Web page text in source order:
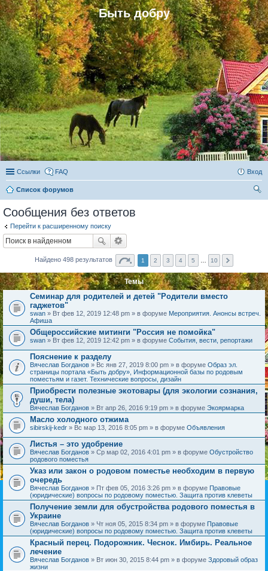
Быть добру
Ссылки FAQ Вход
Список форумов
Сообщения без ответов
Перейти к расширенному поиску
Найдено 498 результатов 1 2 3 4 5 10
Темы
Семинар для родителей и детей "Родители вместо
гаджетов"
swan » Вт фев 12, 2019 12:48 pm » в форуме Мероприятия. Анонсы встреч.
Афиша
Общероссийские митинги "Россия не помойка"
swan » Вт фев 12, 2019 12:42 pm » в форуме События, вести, репортажи
Пояснение к разделу
Вячеслав Богданов » Вс янв 27, 2019 8:00 pm » в форуме Образ эл.
страницы портала «Быть добру», Информационной базы по родовым
поместьям и газет. Технические вопросы, дизайн
Приобрести полезные экотовары (для экологии сознания,
души, тела)
Вячеслав Богданов » Вт апр 26, 2016 9:19 pm » в форуме Экоярмарка
Масло холодного отжима
sibirskij-kedr » Вс мар 13, 2016 8:05 pm » в форуме Объявления
Листья – это удобрение
Вячеслав Богданов » Ср мар 02, 2016 4:01 pm » в форуме Обустройство
родового поместья
Указ или закон о родовом поместье необходим в первую
очередь
Вячеслав Богданов » Пт фев 05, 2016 3:26 pm » в форуме Правовые
(юридические) вопросы по родовому поместью. Защита против клеветы
Получение земли для обустройства родового поместья в
Украине
Вячеслав Богданов » Чт ноя 05, 2015 8:34 pm » в форуме Правовые
(юридические) вопросы по родовому поместью. Защита против клеветы
Красный перец. Подорожник. Чеснок. Имбирь. Реальное
лечение
Вячеслав Богданов » Вт июн 30, 2015 8:44 pm » в форуме Здоровый образ
жизни